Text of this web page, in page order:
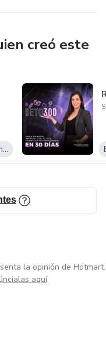
creó este
Desarrollo Personal
la opinión de Hotmart.
aquí